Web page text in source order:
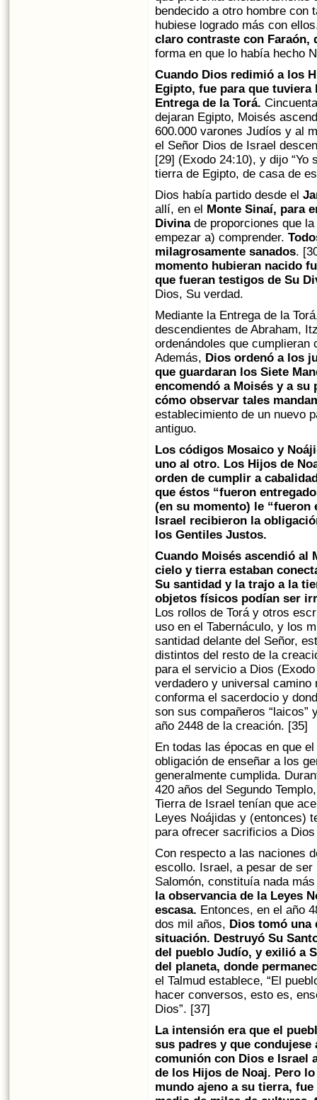
bendecido a otro hombre con
hubiese logrado más con
claro contraste con Faraón,
forma en que lo había hecho
Cuando Dios redimió a los
Egipto, fue para que tuviera
Entrega de la Torá.
dejaran Egipto, Moisés
600.000 varones Judíos y al
el Señor Dios de Israel
[29] (Exodo 24:10), y dijo
tierra de Egipto, de casa de
Dios había partido desde el
allí, en el Monte Sinaí, para
Divinade proporciones que
empezar a) comprender.
milagrosamente sanados.
momento hubieran nacido
que fueran testigos de Su
Dios, Su verdad.
Mediante la Entrega de la
descendientes de Abraham,
ordenándoles que cumplieran
Además, Dios ordenó a los
que guardaran los Siete
encomendó a Moisés y a su
cómo observar tales
establecimiento de un nuevo
antiguo.
Los códigos Mosaico y
uno al otro. Los Hijos de
orden de cumplir a
que éstos “fueron
(en su momento) le “fueron
Israel recibieron la
los Gentiles Justos.
Cuando Moisés ascendió al
cielo y tierra estaban
Su santidad y la trajo a la
objetos físicos podían ser
Los rollos de Torá y otros
uso en el Tabernáculo, y los
santidad delante del Señor,
distintos del resto de la
para el servicio a Dios
verdadero y universal
conforma el sacerdocio y
son sus compañeros “laicos”
año 2448 de la creación. [35]
En todas las épocas en que
obligación de enseñar a los
generalmente cumplida.
420 años del Segundo
Tierra de Israel tenían que
Leyes Noájidas y (entonces)
para ofrecer sacrificios a
Con respecto a las naciones
escollo. Israel, a pesar de
Salomón, constituía nada
la observancia de la Leyes
escasa. Entonces, en el año
dos mil años, Dios tomó una
situación. Destruyó Su
del pueblo Judío, y exilió a
del planeta, donde
el Talmud establece, “El
hacer conversos, esto es,
Dios”. [37]
La intensión era que el
sus padres y que
comunión con Dios e Israel
de los Hijos de Noaj. Pero
mundo ajeno a su tierra,